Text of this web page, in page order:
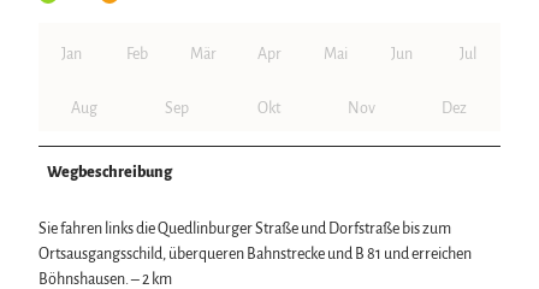
Jan Feb Mär Apr Mai Jun Jul
Aug Sep Okt Nov Dez
Wegbeschreibung
Sie fahren links die Quedlinburger Straße und Dorfstraße bis zum
Ortsausgangsschild, überqueren Bahnstrecke und B 81 und erreichen
Böhnshausen. – 2 km